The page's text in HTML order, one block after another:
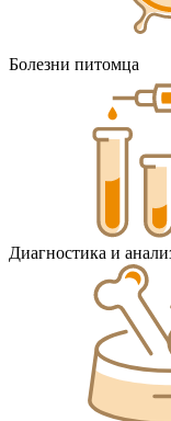
Болезни питомца
Диагностика и